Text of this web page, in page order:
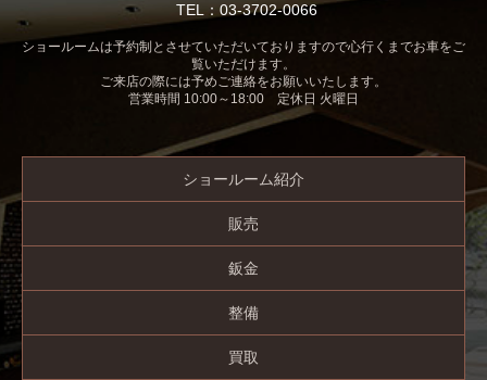
TEL：03-3702-0066
ショールームは予約制とさせていただいておりますので心行くまでお車をご
覧いただけます。
ご来店の際には予めご連絡をお願いいたします。
営業時間 10:00～18:00 定休日 火曜日
ショールーム紹介
販売
鈑金
整備
買取